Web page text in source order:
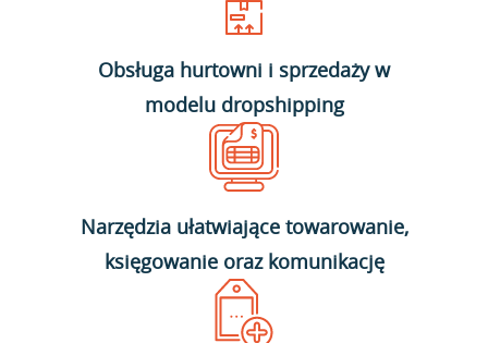
Obsługa hurtowni i sprzedaży w
modelu dropshipping
Narzędzia ułatwiające towarowanie,
księgowanie oraz komunikację